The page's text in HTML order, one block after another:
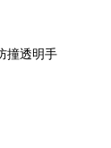
撞透明手